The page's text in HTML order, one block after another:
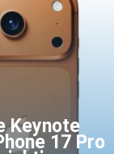
Keynote
17 Pro